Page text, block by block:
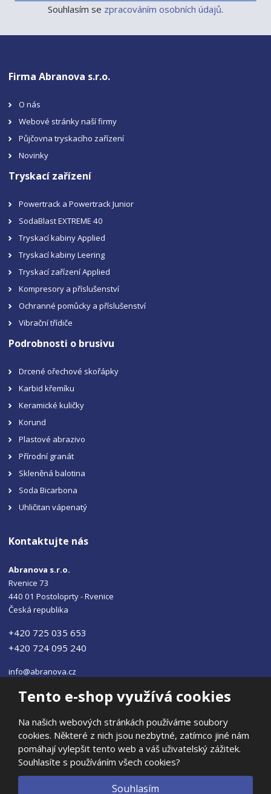
Tento e-shop využívá cookies
Na našich webových stránkách používáme soubory
cookies. Některé z nich jsou nezbytné, zatímco jiné nám
pomáhají vylepšit tento web a váš uživatelský zážitek.
Souhlasíte s používáním všech cookies?
Souhlasím
Souhlasím se zpracováním osobních údajů.
Firma Abranova s.r.o.
O nás
Webové stránky naší firmy
Půjčovna tryskacího zařízení
Novinky
Tryskací zařízení
Powertrack a Powertrack Junior
SodaBlast EXTREME 40
Tryskací kabiny Applied
Tryskací kabiny Leering
Tryskací zařízení Applied
Kompresory a příslušenství
Ochranné pomůcky a příslušenství
Vibrační třídiče
Podrobnosti o brusivu
Drcené ořechové skořápky
Karbid křemíku
Keramické kuličky
Korund
Plastové abrazivo
Přírodní granát
Skleněná balotina
Soda Bicarbona
Uhličitan vápenatý
Kontaktujte nás
Abranova s.r.o.
Rvenice 73
440 01 Postoloprty - Rvenice
Česká republika
+420 725 035 653
+420 724 095 240
info@abranova.cz
© 2026, ABRANOVA s.r.o
Prohlášení o přístupnosti|Ochrana osobních údajů | Mapa stránek